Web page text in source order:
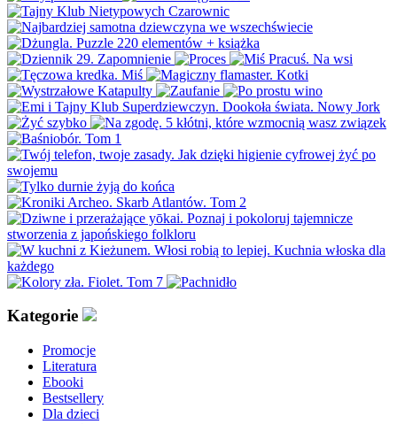
Kategorie
Promocje
Literatura
Ebooki
Bestsellery
Dla dzieci